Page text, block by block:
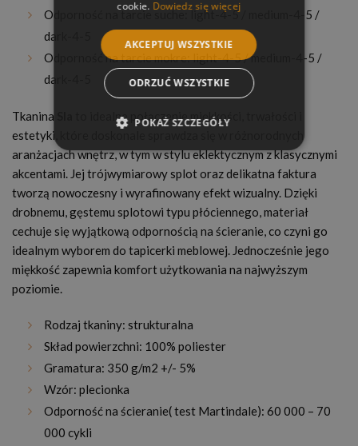
Odporność na tarcie suche: light-4-5 / medium-4-5 /
dark-4-5
Odporność na tarcie mokre: light-4-5 / medium-4-5 /
dark-4-5
Tkanina
to idealne połączenie miękkości, trwałości i
estetyki, które doskonale sprawdza się w różnorodnych
aranżacjach wnętrz, w tym w stylu eklektycznym z klasycznymi
akcentami. Jej trójwymiarowy splot oraz delikatna faktura
tworzą nowoczesny i wyrafinowany efekt wizualny. Dzięki
drobnemu, gęstemu splotowi typu płóciennego, materiał
cechuje się wyjątkową odpornością na ścieranie, co czyni go
idealnym wyborem do tapicerki meblowej. Jednocześnie jego
miękkość zapewnia komfort użytkowania na najwyższym
poziomie.
Rodzaj tkaniny: strukturalna
Skład powierzchni: 100% poliester
Gramatura: 350 g/m2 +/- 5%
Wzór: plecionka
Odporność na ścieranie( test Martindale): 60 000 – 70
000 cykli
cookie. Dowiedz się więcej
AKCEPTUJ WSZYSTKIE
ODRZUĆ WSZYSTKIE
POKAŻ SZCZEGÓŁY